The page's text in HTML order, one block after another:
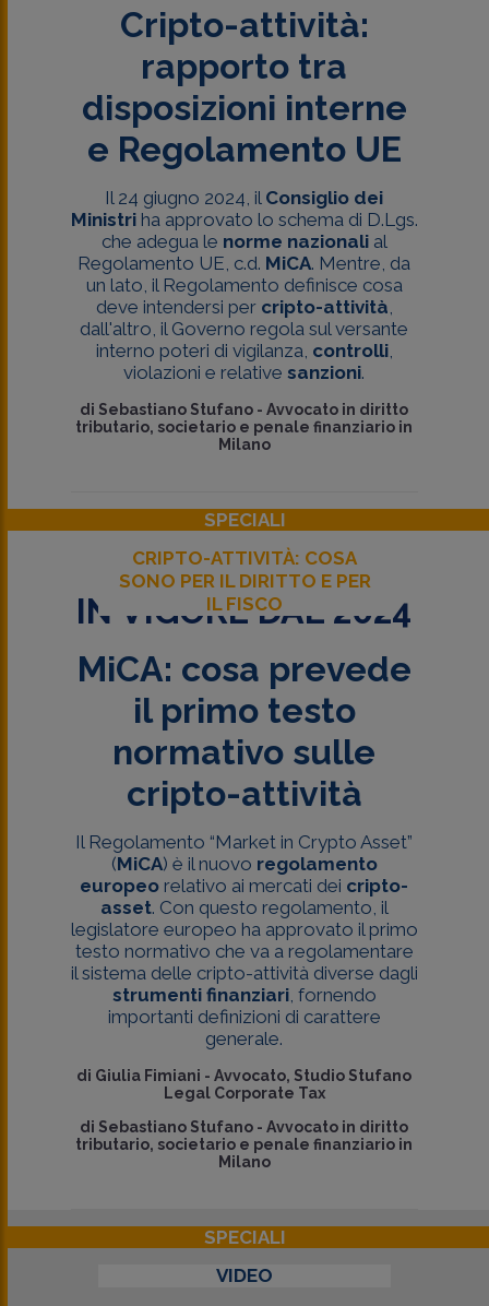
Cripto-attività:
rapporto tra
disposizioni interne
e Regolamento UE
Il 24 giugno 2024, il Consiglio dei
Ministriha approvato lo schema di D.Lgs.
che adegua le norme nazionalial
Regolamento UE, c.d. MiCA. Mentre, da
un lato, il Regolamento definisce cosa
deve intendersi per cripto-attività
dall'altro, il Governo regola sul versante
interno poteri di vigilanza, controlli,
violazioni e relativesanzioni.
di Sebastiano Stufano -Avvocato in diritto
tributario, societario e penale finanziario in
Milano
SPECIALI
CRIPTO-ATTIVITÀ: COSA
SONO PER IL DIRITTO E PER
IL FISCO
IN VIGORE DAL 2024
MiCA: cosa prevede
il primo testo
normativo sulle
cripto-attività
Il Regolamento “Market in Crypto Asset”
(MiCA) è il nuovo regolamento
europeo relativo ai mercati dei cripto-
asset. Con questo regolamento, il
legislatore europeo ha approvato il primo
testo normativo che va a regolamentare
il sistema delle cripto-attività diverse dagli
strumenti finanziari, fornendo
importanti definizioni di carattere
generale.
di Giulia Fimiani -Avvocato, Studio Stufano
Legal Corporate Tax
di Sebastiano Stufano -Avvocato in diritto
tributario, societario e penale finanziario in
Milano
SPECIALI
VIDEO